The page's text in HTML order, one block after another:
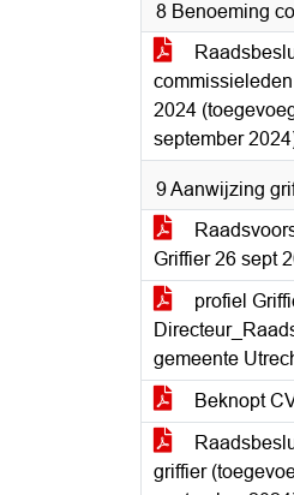
8 Benoeming
2024
september
9 Aanwijzing
Griffier 26 sept
profiel
gemeente
Beknopt
griffier